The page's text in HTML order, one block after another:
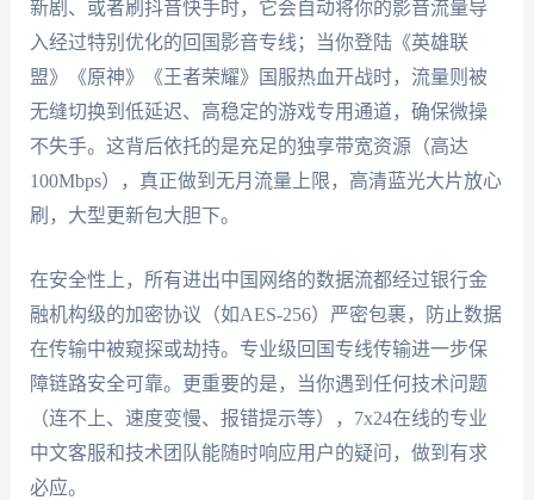
新剧、或者刷抖音快手时，它会自动将你的影音流量导
入经过特别优化的回国影音专线；当你登陆《英雄联
盟》《原神》《王者荣耀》国服热血开战时，流量则被
无缝切换到低延迟、高稳定的游戏专用通道，确保微操
不失手。这背后依托的是充足的独享带宽资源（高达
100Mbps），真正做到无月流量上限，高清蓝光大片放心
刷，大型更新包大胆下。
在安全性上，所有进出中国网络的数据流都经过银行金
融机构级的加密协议（如AES-256）严密包裹，防止数据
在传输中被窥探或劫持。专业级回国专线传输进一步保
障链路安全可靠。更重要的是，当你遇到任何技术问题
（连不上、速度变慢、报错提示等），7x24在线的专业
中文客服和技术团队能随时响应用户的疑问，做到有求
必应。